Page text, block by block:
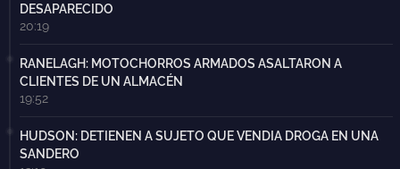
DESAPARECIDO
20:19
RANELAGH: MOTOCHORROS ARMADOS ASALTARON A
CLIENTES DE UN ALMACÉN
19:52
HUDSON: DETIENEN A SUJETO QUE VENDIA DROGA EN UNA
SANDERO